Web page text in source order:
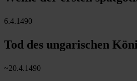
6.4.1490
Tod des ungarischen
~20.4.1490